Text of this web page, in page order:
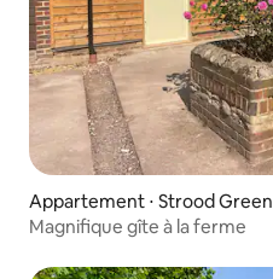
Appartement ⋅ Strood Green
Magnifique gîte à la ferme